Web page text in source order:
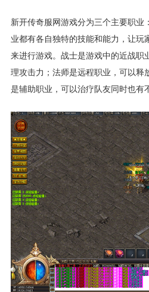
新开传奇服网游戏分为三个主要职业
业都有各自独特的技能和能力，让玩
来进行游戏。战士是游戏中的近战职
理攻击力；法师是远程职业，可以释
是辅助职业，可以治疗队友同时也有